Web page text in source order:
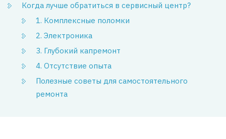
Когда лучше обратиться в сервисный центр?
1. Комплексные поломки
2. Электроника
3. Глубокий капремонт
4. Отсутствие опыта
Полезные советы для самостоятельного
ремонта